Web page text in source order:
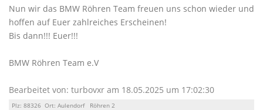
Nun wir das BMW Röhren Team freuen uns schon wieder und
hoffen auf Euer zahlreiches Erscheinen!
Bis dann!!! Euer!!!
BMW Röhren Team e.V
Bearbeitet von: turbovxr am 18.05.2025 um 17:02:30
Plz: 88326 Ort: Aulendorf Röhren 2